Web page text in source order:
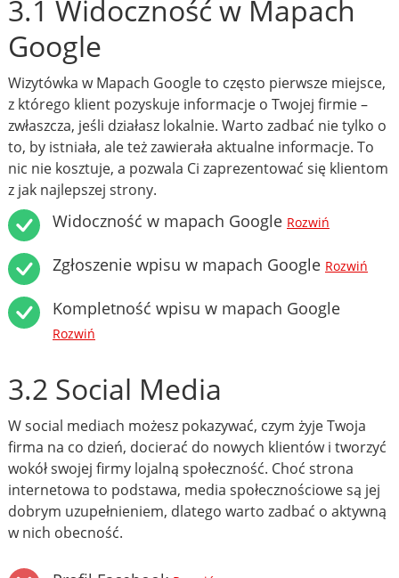
3.1 Widoczność w Mapach
Google
Wizytówka w Mapach Google to często pierwsze miejsce,
z którego klient pozyskuje informacje o Twojej firmie –
zwłaszcza, jeśli działasz lokalnie. Warto zadbać nie tylko o
to, by istniała, ale też zawierała aktualne informacje. To
nic nie kosztuje, a pozwala Ci zaprezentować się klientom
z jak najlepszej strony.
Widoczność w mapach Google Rozwiń
Zgłoszenie wpisu w mapach Google Rozwiń
Kompletność wpisu w mapach Google
Rozwiń
3.2 Social Media
W social mediach możesz pokazywać, czym żyje Twoja
firma na co dzień, docierać do nowych klientów i tworzyć
wokół swojej firmy lojalną społeczność. Choć strona
internetowa to podstawa, media społecznościowe są jej
dobrym uzupełnieniem, dlatego warto zadbać o aktywną
w nich obecność.